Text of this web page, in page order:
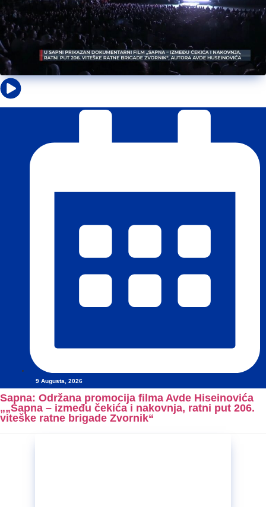
9 Augusta, 2026
Sapna: Održana promocija filma Avde Hiseinovića
„„Sapna – između čekića i nakovnja, ratni put 206.
viteške ratne brigade Zvornik“